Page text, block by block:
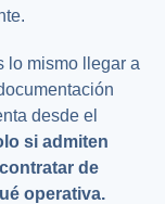
lo mismo llegar a
desde el
si admiten
de
operativa.